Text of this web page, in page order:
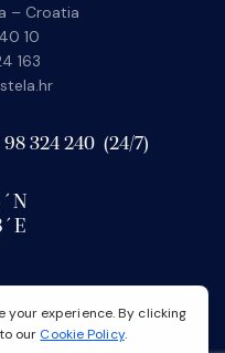
– Croatia
10
163
98 324 240 (24/7)